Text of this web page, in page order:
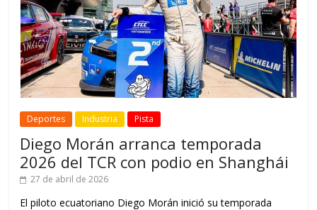
Deportes Industria Pista
Diego Morán arranca temporada
2026 del TCR con podio en Shanghái
27 de abril de 2026
El piloto ecuatoriano Diego Morán inició su temporada